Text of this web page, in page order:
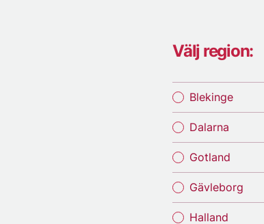
Välj region:
Blekinge
Dalarna
Gotland
Gävleborg
Halland